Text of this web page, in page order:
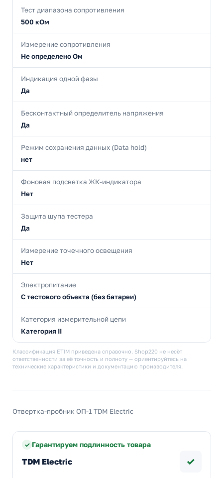
Тест диапазона сопротивления
500 кОм
Измерение сопротивления
Не определено Ом
Индикация одной фазы
Да
Бесконтактный определитель напряжения
Да
Режим сохранения данных (Data hold)
нет
Фоновая подсветка ЖК-индикатора
Нет
Защита щупа тестера
Да
Измерение точечного освещения
Нет
Электропитание
С тестового объекта (без батареи)
Категория измерительной цепи
Категория II
Классификация ETIM приведена справочно. Shop220 не несёт
ответственности за её точность и полноту — ориентируйтесь на
технические характеристики и документацию производителя.
Отвертка-пробник ОП-1 TDM Electric
Гарантируем подлинность товара
TDM Electric ✓